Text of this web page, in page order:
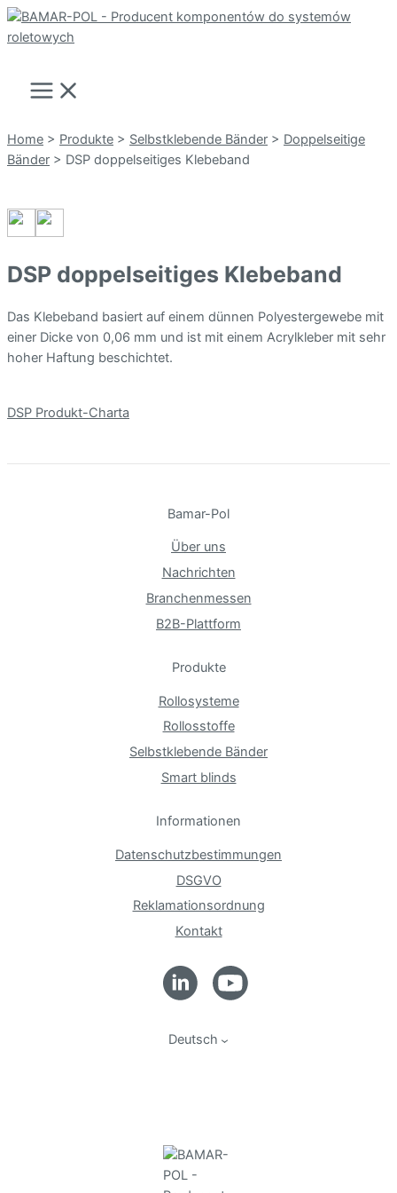
Zum
Inhalt
Main
Menu
Home > Produkte > Selbstklebende Bänder > Doppelseitige
Bänder > DSP doppelseitiges Klebeband
DSP doppelseitiges Klebeband
Das Klebeband basiert auf einem dünnen Polyestergewebe mit
einer Dicke von 0,06 mm und ist mit einem Acrylkleber mit sehr
hoher Haftung beschichtet.
DSP Produkt-Charta
Bamar-Pol
Über uns
Nachrichten
Branchenmessen
B2B-Plattform
Produkte
Rollosysteme
Rollosstoffe
Selbstklebende Bänder
Smart blinds
Informationen
Datenschutzbestimmungen
DSGVO
Reklamationsordnung
Kontakt
Deutsch